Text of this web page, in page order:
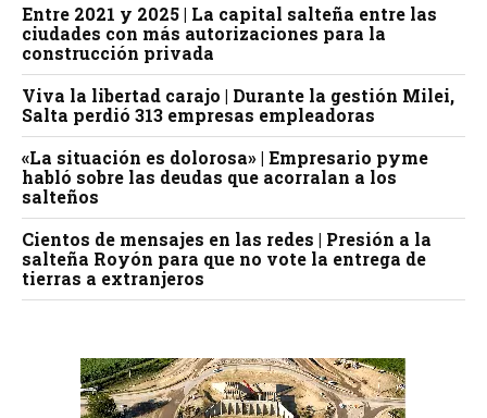
Entre 2021 y 2025 | La capital salteña entre las
ciudades con más autorizaciones para la
construcción privada
Viva la libertad carajo | Durante la gestión Milei,
Salta perdió 313 empresas empleadoras
«La situación es dolorosa» | Empresario pyme
habló sobre las deudas que acorralan a los
salteños
Cientos de mensajes en las redes | Presión a la
salteña Royón para que no vote la entrega de
tierras a extranjeros